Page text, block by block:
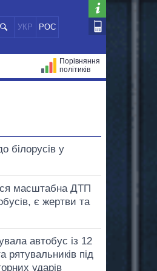
УКР РОС
Порівняння
політиків
білорусів у
масштабна ДТП
є жертви та
автобус із 12
рятувальників під
ударів